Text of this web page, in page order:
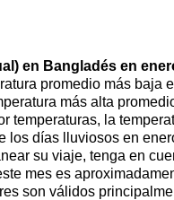
en Bangladés en
promedio más baja
más alta
temperaturas, la
los días lluviosos en
su viaje, tenga en
mes es
son válidos